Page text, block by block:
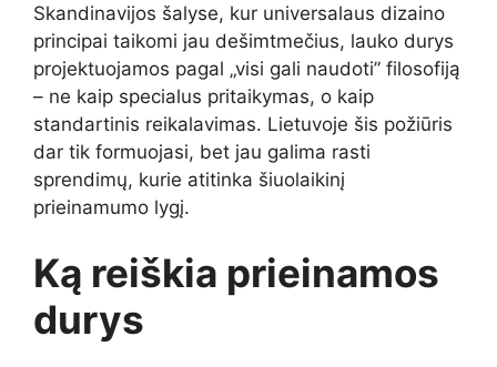
Skandinavijos šalyse, kur universalaus dizaino
principai taikomi jau dešimtmečius, lauko durys
projektuojamos pagal „visi gali naudoti” filosofiją
– ne kaip specialus pritaikymas, o kaip
standartinis reikalavimas. Lietuvoje šis požiūris
dar tik formuojasi, bet jau galima rasti
sprendimų, kurie atitinka šiuolaikinį
prieinamumo lygį.
Ką reiškia prieinamos
durys